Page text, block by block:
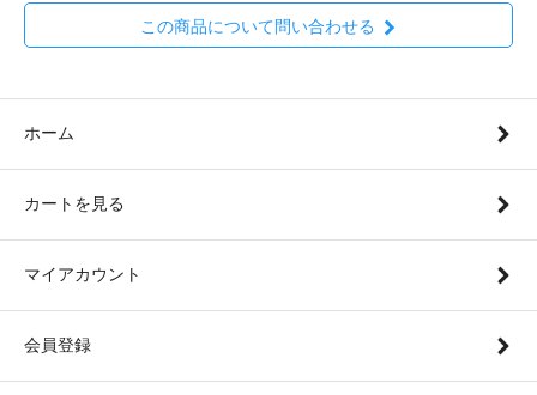
この商品について問い合わせる
ホーム
カートを見る
マイアカウント
会員登録